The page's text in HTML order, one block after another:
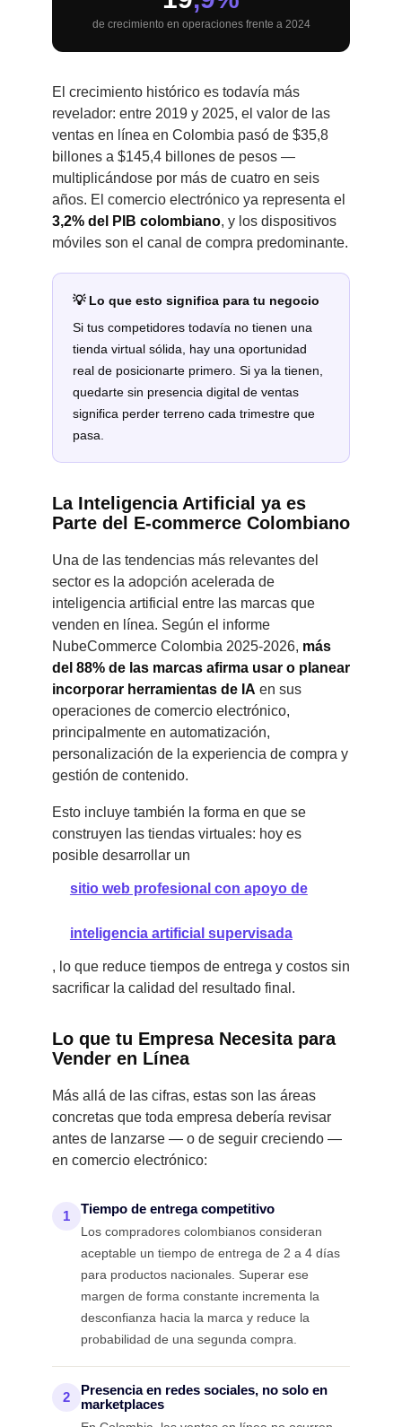
de crecimiento en operaciones frente a 2024
El crecimiento histórico es todavía más
revelador: entre 2019 y 2025, el valor de las
ventas en línea en Colombia pasó de $35,8
billones a $145,4 billones de pesos —
multiplicándose por más de cuatro en seis
años. El comercio electrónico ya representa el
3,2% del PIB colombiano, y los dispositivos
móviles son el canal de compra predominante.
💡 Lo que esto significa para tu negocio
Si tus competidores todavía no tienen una
tienda virtual sólida, hay una oportunidad
real de posicionarte primero. Si ya la tienen,
quedarte sin presencia digital de ventas
significa perder terreno cada trimestre que
pasa.
La Inteligencia Artificial ya es
Parte del E-commerce Colombiano
Una de las tendencias más relevantes del
sector es la adopción acelerada de
inteligencia artificial entre las marcas que
venden en línea. Según el informe
NubeCommerce Colombia 2025-2026, más
del 88% de las marcas afirma usar o planear
incorporar herramientas de IA en sus
operaciones de comercio electrónico,
principalmente en automatización,
personalización de la experiencia de compra y
gestión de contenido.
Esto incluye también la forma en que se
construyen las tiendas virtuales: hoy es
posible desarrollar un
sitio web profesional con apoyo de
inteligencia artificial supervisada
, lo que reduce tiempos de entrega y costos sin
sacrificar la calidad del resultado final.
Lo que tu Empresa Necesita para
Vender en Línea
Más allá de las cifras, estas son las áreas
concretas que toda empresa debería revisar
antes de lanzarse — o de seguir creciendo —
en comercio electrónico:
1 Tiempo de entrega competitivo
Los compradores colombianos consideran
aceptable un tiempo de entrega de 2 a 4 días
para productos nacionales. Superar ese
margen de forma constante incrementa la
desconfianza hacia la marca y reduce la
probabilidad de una segunda compra.
2
Presencia en redes sociales, no solo en
marketplaces